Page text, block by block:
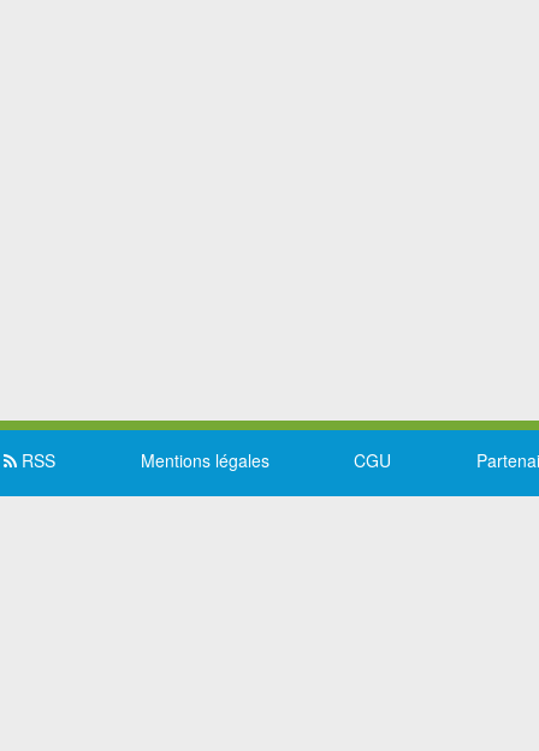
RSS Mentions légales CGU